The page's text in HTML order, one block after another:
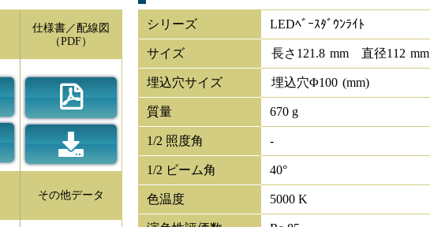
仕様書／配線図
（PDF）
その他データ
シリーズ LEDﾍﾞｰｽﾀﾞｳﾝﾗｲﾄ
サイズ 長さ 121.8 mm 直径112 mm
埋込穴サイズ 埋込穴Φ100 (mm)
質量 670 g
1/2 照度角 -
1/2 ビーム角 40°
色温度 5000 K